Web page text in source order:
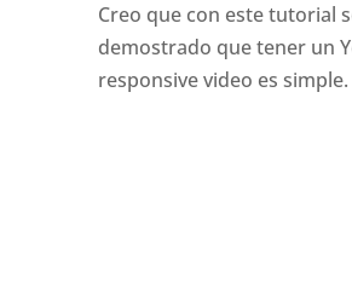
Creo que con este tutorial
demostrado que tener un
responsive video es simple.